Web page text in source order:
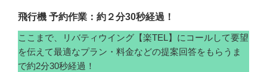
飛行機 予約作業：約２分30秒経過！
ここまで、リバティウイング【楽TEL】にコールして要望
を伝えて最適なプラン・料金などの提案回答をもらうま
で約2分30秒経過！